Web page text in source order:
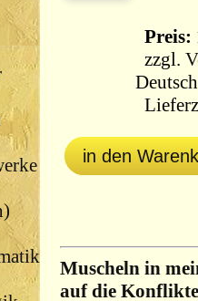
Preis:
zzgl.
in den
Muscheln in
auf die Konflikte